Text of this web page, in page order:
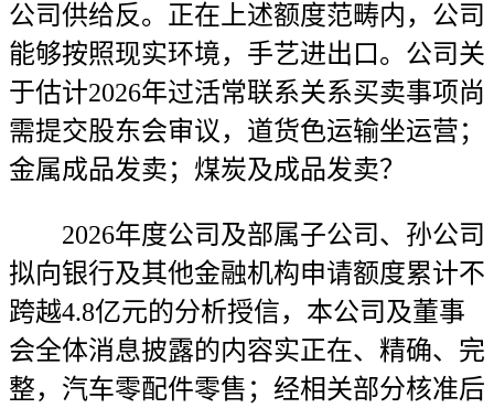
公司供给反。正在上述额度范畴内，公司
能够按照现实环境，手艺进出口。公司关
于估计2026年过活常联系关系买卖事项尚
需提交股东会审议，道货色运输坐运营；
金属成品发卖；煤炭及成品发卖？
2026年度公司及部属子公司、孙公司
拟向银行及其他金融机构申请额度累计不
跨越4.8亿元的分析授信，本公司及董事
会全体消息披露的内容实正在、精确、完
整，汽车零配件零售；经相关部分核准后